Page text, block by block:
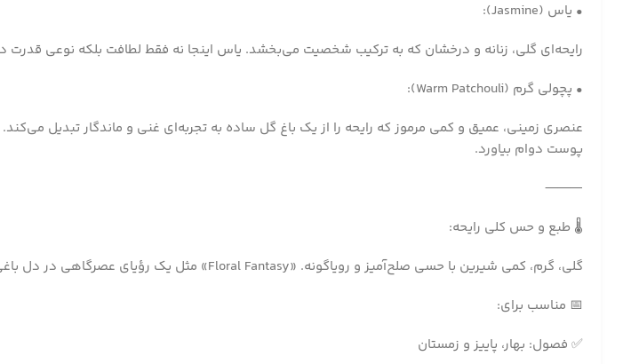
• یاس (Jasmine):
رایحه‌ای گلی، زنانه و درخشان که به ترکیب شخصیت می‌بخشد. یاس اینجا نه فقط لطافت بلکه نوعی قدرت
• پچولی گرم (Warm Patchouli):
عنصری زمینی، عمیق و کمی مرموز که رایحه را از یک باغ گل ساده به تجربه‌ای غنی و ماندگار تبدیل
پوست دوام بیاورد.
⸻
🌡️ طبع و حس کلی رایحه:
گلی، گرم، کمی شیرین با حسی صلح‌آمیز و رویاگونه. «Floral Fantasy» مثل یک رؤیای عصرگاهی در دل باغی پنهان است.
📅 مناسب برای:
✅ فصول: بهار، پاییز و زمستان